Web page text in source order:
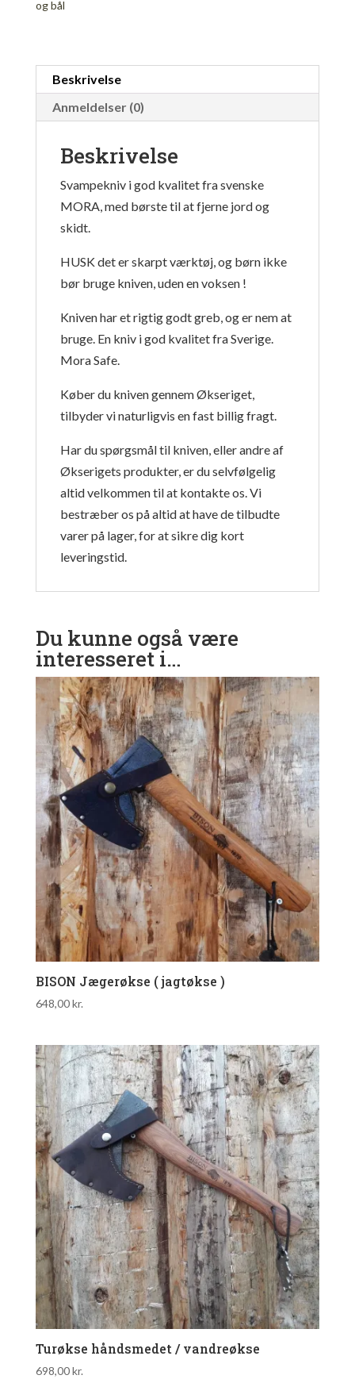
og bål
Beskrivelse
Anmeldelser (0)
Beskrivelse
Svampekniv i god kvalitet fra svenske
MORA, med børste til at fjerne jord og
skidt.
HUSK det er skarpt værktøj, og børn ikke
bør bruge kniven, uden en voksen !
Kniven har et rigtig godt greb, og er nem at
bruge. En kniv i god kvalitet fra Sverige.
Mora Safe.
Køber du kniven gennem Økseriget,
tilbyder vi naturligvis en fast billig fragt.
Har du spørgsmål til kniven, eller andre af
Økserigets produkter, er du selvfølgelig
altid velkommen til at kontakte os. Vi
bestræber os på altid at have de tilbudte
varer på lager, for at sikre dig kort
leveringstid.
Du kunne også være
interesseret i…
BISON Jægerøkse ( jagtøkse )
648,00kr.
Turøkse håndsmedet / vandreøkse
698,00kr.